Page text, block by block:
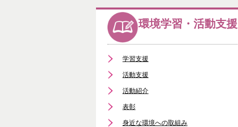
環境学習・活動支援
学習支援
活動支援
活動紹介
表彰
身近な環境への取組み